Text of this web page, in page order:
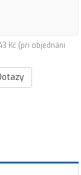
Kč (při objednání